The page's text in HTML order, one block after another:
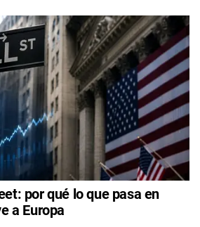
por qué lo que pasa en
a Europa